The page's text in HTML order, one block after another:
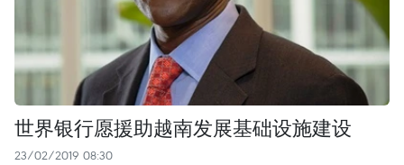
世界银行愿援助越南发展基础设施建设
23/02/2019 08:30